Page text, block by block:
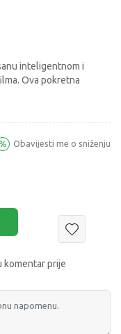
inteligentnom i
Ova pokretna
Obavijesti me o sniženju
komentar prije